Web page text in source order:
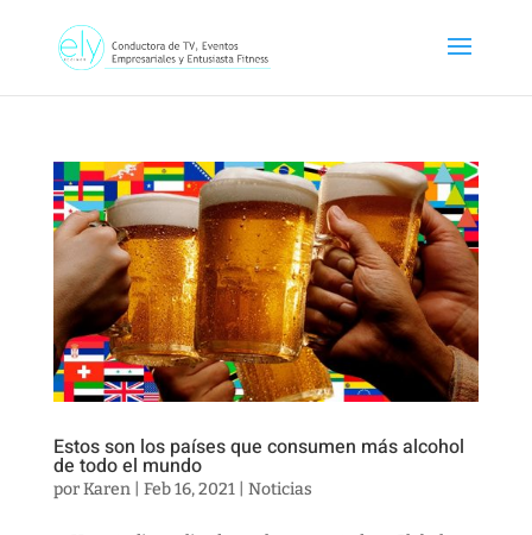
Estos son los países que consumen más alcohol
de todo el mundo
porKaren| Feb 16, 2021| Noticias